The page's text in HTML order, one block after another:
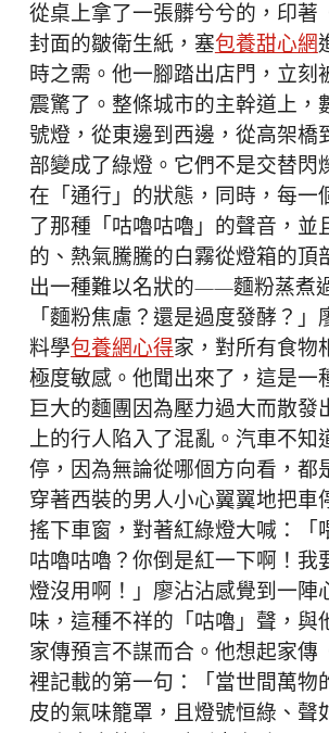
從桌上拿了一張髒兮兮的，印著
封面的皺衛生紙，塞包養甜心網
時之需。他一腳踏出店門，立刻
震驚了。整條城市的主幹道上，
號燈，從東邊到西邊，從高架橋
部變成了綠燈。它們不是交替閃
在「通行」的狀態，同時，每一
了那種「咕嚕咕嚕」的聲音，並
的、熱氣騰騰的白霧從燈箱的頂
出一種難以名狀的——麵粉蒸煮
「麵粉焦慮？還是過度發酵？」
料學包養網心得家，對所有食物
極度敏感。他聞出來了，這是一
巨大的麵團因為壓力過大而散發
上的行人陷入了混亂。汽車不知
停，因為無論從哪個方向看，都
穿著西裝的男人小心翼翼地把車
搖下車窗，對著紅綠燈大喊：「
咕嚕咕嚕？你倒是紅一下啊！我
燈沒用啊！」廖沾沾感覺到一陣
味，這種不祥的「咕嚕」聲，與
家傳預言不謀而合。他想起家傳
裡記載的第一句：「當世間萬物
皮的氣味籠罩，且燈號恒綠、聲